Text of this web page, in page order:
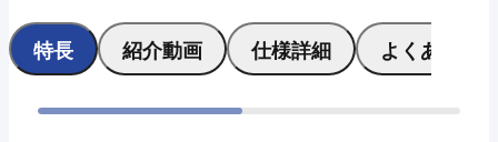
特長 紹介動画 仕様詳細 よくある質